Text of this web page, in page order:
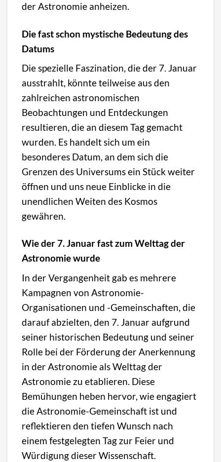
der Astronomie anheizen.
Die fast schon mystische Bedeutung des
Datums
Die spezielle Faszination, die der 7. Januar
ausstrahlt, könnte teilweise aus den
zahlreichen astronomischen
Beobachtungen und Entdeckungen
resultieren, die an diesem Tag gemacht
wurden. Es handelt sich um ein
besonderes Datum, an dem sich die
Grenzen des Universums ein Stück weiter
öffnen und uns neue Einblicke in die
unendlichen Weiten des Kosmos
gewähren.
Wie der 7. Januar fast zum Welttag der
Astronomie wurde
In der Vergangenheit gab es mehrere
Kampagnen von Astronomie-
Organisationen und -Gemeinschaften, die
darauf abzielten, den 7. Januar aufgrund
seiner historischen Bedeutung und seiner
Rolle bei der Förderung der Anerkennung
in der Astronomie als Welttag der
Astronomie zu etablieren. Diese
Bemühungen heben hervor, wie engagiert
die Astronomie-Gemeinschaft ist und
reflektieren den tiefen Wunsch nach
einem festgelegten Tag zur Feier und
Würdigung dieser Wissenschaft.